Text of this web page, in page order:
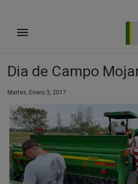
principal
Dia de Campo
Martes, Enero 3, 2017